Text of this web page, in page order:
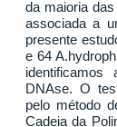
da maioria
associada a
presente
e 64
DNAse. O
pelo método
Cadeia da